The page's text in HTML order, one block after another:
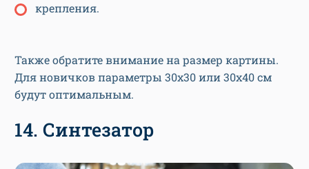
крепления.
Также обратите внимание на размер картины.
Для новичков параметры 30х30 или 30х40 см
будут оптимальным.
14. Синтезатор